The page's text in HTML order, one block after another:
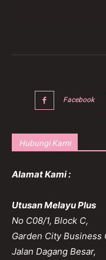
Facebook
Hubungi Kami
Alamat Kami :
Utusan Melayu Plus
No C08/1, Block C,
Garden City Business
Jalan Dagang Besar,